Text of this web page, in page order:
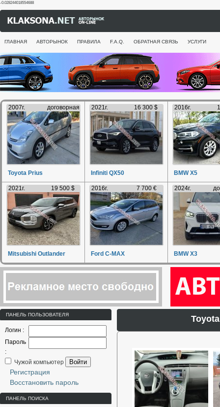
-0.028244018554688
ГЛАВНАЯ АВТОРЫНОК ПРАВИЛА F.A.Q. ОБРАТНАЯ СВЯЗЬ УСЛУГИ
2007г. договорная
Toyota Prius
2021г. 16 300 $
Infiniti QX50
2016г.
BMW X5
2021г. 19 500 $
Mitsubishi Outlander
2016г. 7 700 €
Ford C-MAX
2024г.
BMW X3
ПАНЕЛЬ ПОЛЬЗОВАТЕЛЯ
Логин :
Пароль
:
Чужой компьютер
Войти
Регистрация
Восстановить пароль
ПАНЕЛЬ ПОИСКА